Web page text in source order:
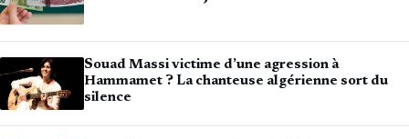
Souad Massi victime d’une agression à
Hammamet ? La chanteuse algérienne sort du
silence